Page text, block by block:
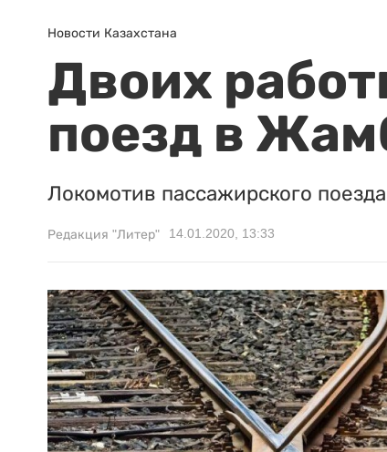
Новости Казахстана
Двоих
поезд в
Локомотив пассажирского
Редакция "Литер" 14.01.2020, 13:33